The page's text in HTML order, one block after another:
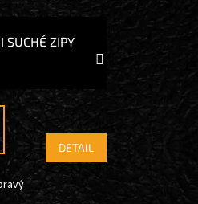
SUCHÉ ZIPY
DETAIL
Další
produkt